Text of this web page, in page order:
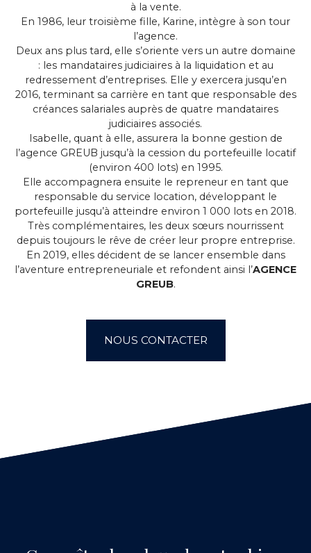
à la vente.
En 1986, leur troisième fille, Karine, intègre à son tour
l’agence.
Deux ans plus tard, elle s’oriente vers un autre domaine
: les mandataires judiciaires à la liquidation et au
redressement d’entreprises. Elle y exercera jusqu’en
2016, terminant sa carrière en tant que responsable des
créances salariales auprès de quatre mandataires
judiciaires associés.
Isabelle, quant à elle, assurera la bonne gestion de
l’agence GREUB jusqu’à la cession du portefeuille locatif
(environ 400 lots) en 1995.
Elle accompagnera ensuite le repreneur en tant que
responsable du service location, développant le
portefeuille jusqu’à atteindre environ 1 000 lots en 2018.
Très complémentaires, les deux sœurs nourrissent
depuis toujours le rêve de créer leur propre entreprise.
En 2019, elles décident de se lancer ensemble dans
l’aventure entrepreneuriale et refondent ainsi l’AGENCE
GREUB.
NOUS CONTACTER